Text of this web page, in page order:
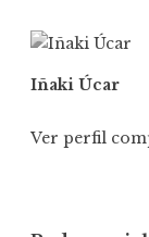
Iñaki Úcar
Ver perfil